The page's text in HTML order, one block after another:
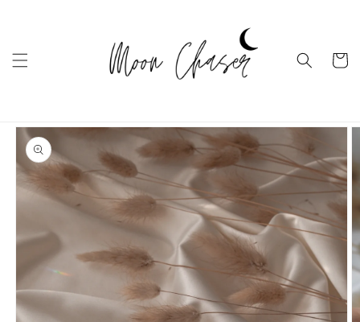
Kosár
Kihagyás, és
ugrás a
termékadatokra